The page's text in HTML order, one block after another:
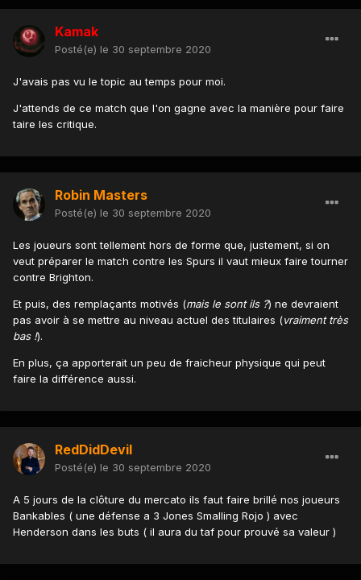
Kamak
Posté(e) le 30 septembre 2020
J'avais pas vu le topic au temps pour moi.
J'attends de ce match que l'on gagne avec la manière pour faire
taire les critique.
Robin Masters
Posté(e) le 30 septembre 2020
Les joueurs sont tellement hors de forme que, justement, si on
veut préparer le match contre les Spurs il vaut mieux faire tourner
contre Brighton.
Et puis, des remplaçants motivés (mais le sont ils ?) ne devraient
pas avoir à se mettre au niveau actuel des titulaires (vraiment très
bas !).
En plus, ça apporterait un peu de fraicheur physique qui peut
faire la différence aussi.
RedDidDevil
Posté(e) le 30 septembre 2020
A 5 jours de la clôture du mercato ils faut faire brillé nos joueurs
Bankables ( une défense a 3 Jones Smalling Rojo ) avec
Henderson dans les buts ( il aura du taf pour prouvé sa valeur )